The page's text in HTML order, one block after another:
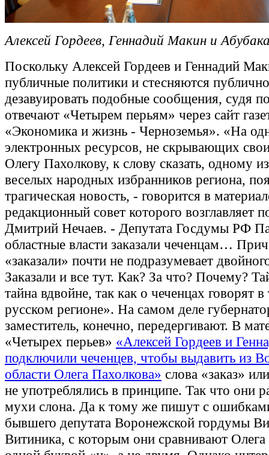
Алексей Гордеев, Геннадий Макин и
Поскольку Алексей Гордеев и Геннадий
публичные политики и стесняются публично
дезавуировать подобные сообщения, судя
отвечают «Четырем перьям» через сайт
«Экономика и жизнь - Черноземья». «На
электронных ресурсов, не скрывающих
Олегу Пахолкову, к слову сказать, одному
веселых народных избранников региона,
трагическая новость, - говорится в
редакционный совет которого возглавляет
Дмитрий Нечаев. - Депутата Госдумы РФ
областные власти заказали чеченцам…
«заказали» почти не подразумевает
Заказали и все тут. Как? За что? Почему?
тайна вдвойне, так как о чеченцах говорят
русском регионе». На самом деле
заместитель, конечно, передергивают. В
«Четырех перьев» «Алексей Гордеев и
подключили чеченцев, чтобы выдавить из
области Олега Пахолкова» слова «заказ»
не употреблялись в принципе. Так что они
мухи слона. Да к тому же пишут с
бывшего депутата Воронежской гордумы
Витиника, с которым они сравнивают Олега